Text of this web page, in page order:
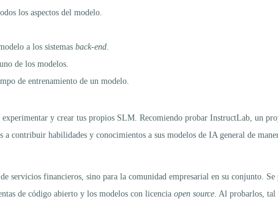
los aspectos del modelo.
a los sistemas back-end
de los modelos.
de entrenamiento de un modelo.
y crear tus propios SLM. Recomiendo probar InstructLab, un
contribuir habilidades y conocimientos a sus modelos de IA general de
servicios financieros, sino para la comunidad empresarial en su conjunto.
de código abierto y los modelos con licencia open source . Al probarlos,